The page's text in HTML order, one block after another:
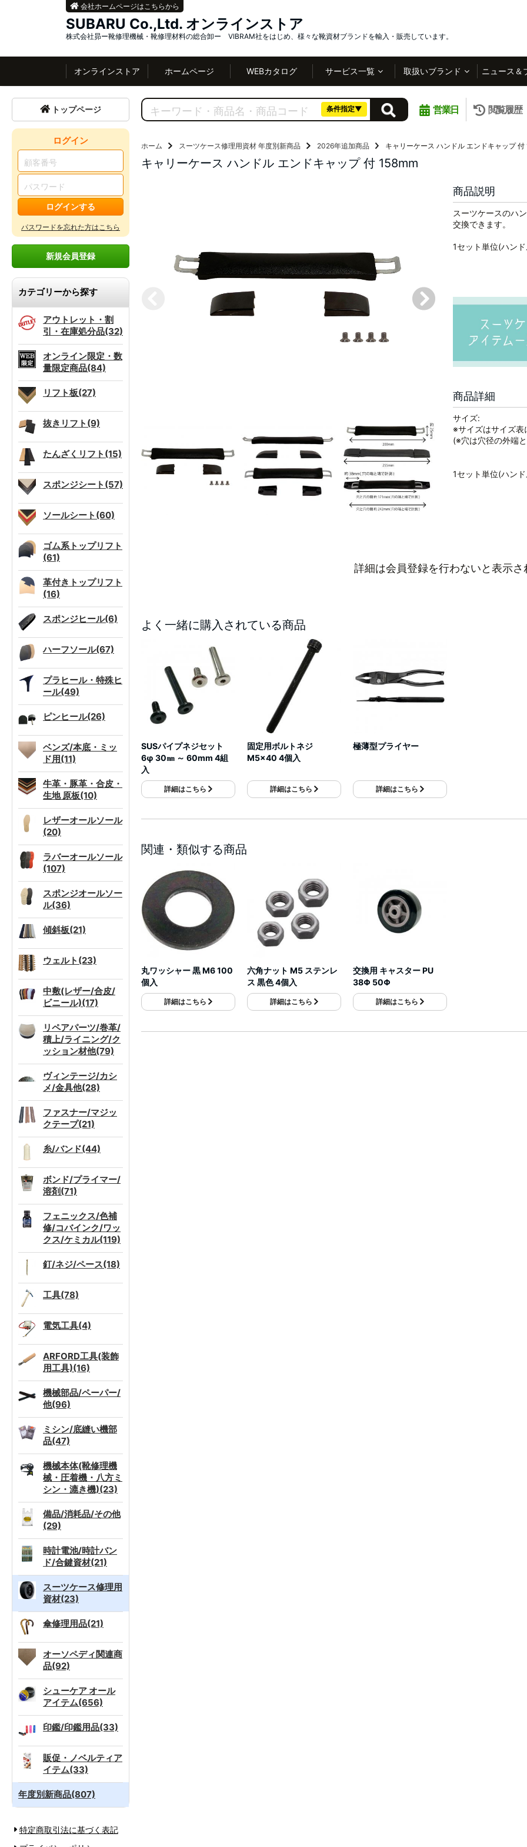
SUBARU Co.,Ltd. オンラインストア
株式会社昴ー靴修理機械・靴修理材料の総合卸ー VIBRAM社をはじめ、様々な靴資材ブランドを輸入・販売しています。
会社ホームページはこちらから
オンラインストア ホームページ WEBカタログ サービス一覧 取扱いブランド ニュース＆
トップページ
ログイン
ログインする
パスワードを忘れた方はこちら
新規会員登録
カテゴリーから探す
アウトレット・割
引・在庫処分品(32)
オンライン限定・数
量限定商品(84)
リフト板(27)
抜きリフト(9)
たんざくリフト(15)
スポンジシート(57)
ソールシート(60)
ゴム系トップリフト
(61)
革付きトップリフト
(16)
スポンジヒール(6)
ハーフソール(67)
プラヒール・特殊ヒ
ール(49)
ピンヒール(26)
ベンズ/本底・ミッ
ド用(11)
牛革・豚革・合皮・
生地 原板(10)
レザーオールソール
(20)
ラバーオールソール
(107)
スポンジオールソー
ル(36)
傾斜板(21)
ウェルト(23)
中敷(レザー/合皮/
ビニール)(17)
リペアパーツ/巻革/
積上/ライニング/ク
ッション材他(79)
ヴィンテージ/カシ
メ/金具他(28)
ファスナー/マジッ
クテープ(21)
糸/バンド(44)
ボンド/プライマー/
溶剤(71)
フェニックス/色補
修/コバインク/ワッ
クス/ケミカル(119)
釘/ネジ/ペース(18)
工具(78)
電気工具(4)
ARFORD工具(装飾
用工具)(16)
機械部品/ペーパー/
他(96)
ミシン/底縫い機部
品(47)
機械本体(靴修理機
械・圧着機・八方ミ
シン・漉き機)(23)
備品/消耗品/その他
(29)
時計電池/時計バン
ド/合鍵資材(21)
スーツケース修理用
資材(23)
傘修理用品(21)
オーソペディ関連商
品(92)
シューケア オール
アイテム(656)
印鑑/印鑑用品(33)
販促・ノベルティア
イテム(33)
年度別新商品(807)
特定商取引法に基づく表記
条件指定▼ 営業日 閲覧履歴
ホーム スーツケース修理用資材 年度別新商品 2026年追加商品 キャリーケース ハンドル エンドキャップ 付
キャリーケース ハンドル エンドキャップ 付 158mm
商品説明
スーツケースのハ
交換できます。
1セット単位(ハン
商品詳細
サイズ:
※サイズはサイズ表
(※穴は穴径の外端
1セット単位(ハン
詳細は会員登録を行わないと表示さ
よく一緒に購入されている商品
SUSパイプネジセット
6φ 30㎜ ～ 60mm 4組
入
詳細はこちら
固定用ボルトネジ
M5x40 4個入
詳細はこちら
極薄型プライヤー
詳細はこちら
関連・類似する商品
丸ワッシャー 黒 M6 100
個入
詳細はこちら
六角ナット M5 ステンレ
ス 黒色 4個入
詳細はこちら
交換用 キャスター PU
38Φ 50Φ
詳細はこちら